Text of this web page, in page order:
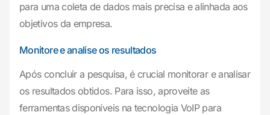
para uma coleta de dados mais precisa e alinhada aos
objetivos da empresa.
Monitore e analise os resultados
Após concluir a pesquisa, é crucial monitorar e analisar
os resultados obtidos. Para isso, aproveite as
ferramentas disponíveis na tecnologia VoIP para